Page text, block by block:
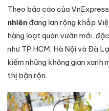
Theo báo cáo của
nhiên đang lan rộng khắp
hàng loạt quán vườn mới,
như TP.HCM, Hà Nội và Đà
kiếm những không gian xanh
thị bận rộn.